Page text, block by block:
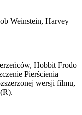
Weinstein, Harvey
Hobbit Frodo
Pierścienia
wersji filmu,